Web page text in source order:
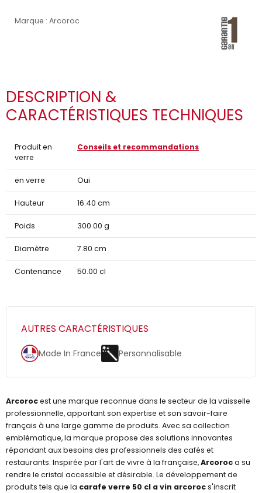
Marque : Arcoroc
DESCRIPTION &
CARACTÉRISTIQUES TECHNIQUES
Produit en
verre
Conseils et recommandations
en verre Oui
Hauteur 16.40 cm
Poids 300.00 g
Diamètre 7.80 cm
Contenance 50.00 cl
AUTRES CARACTÉRISTIQUES
Made In France Personnalisable
Arcorocest une marque reconnue dans le secteur de la vaisselle
professionnelle, apportant son expertise et son savoir-faire
français à une large gamme de produits. Avec sa collection
emblématique, la marque propose des solutions innovantes
répondant aux besoins des professionnels des cafés et
restaurants. Inspirée par l'art de vivre à la française,Arcoroca su
rendre le cristal accessible et désirable. Le développement de
produits tels que la carafe verre 50 cl a vin arcorocs'inscrit